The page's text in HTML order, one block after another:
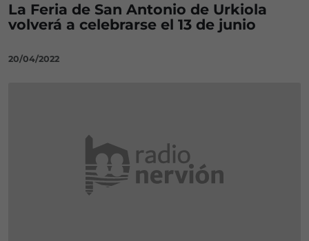
La Feria de San Antonio de Urkiola
volverá a celebrarse el 13 de junio
20/04/2022